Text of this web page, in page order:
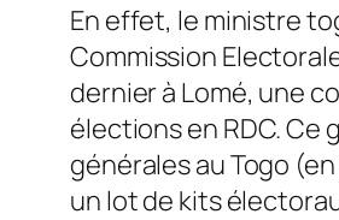
En effet, le ministre
Commission
dernier à Lomé, une
élections en RDC. Ce
générales au Togo
un lot de kits